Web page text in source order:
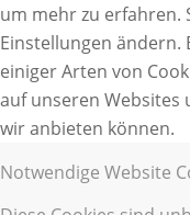
um mehr zu erfahren.
Einstellungen ändern.
einiger Arten von
auf unseren Websites
wir anbieten können.
Notwendige Website